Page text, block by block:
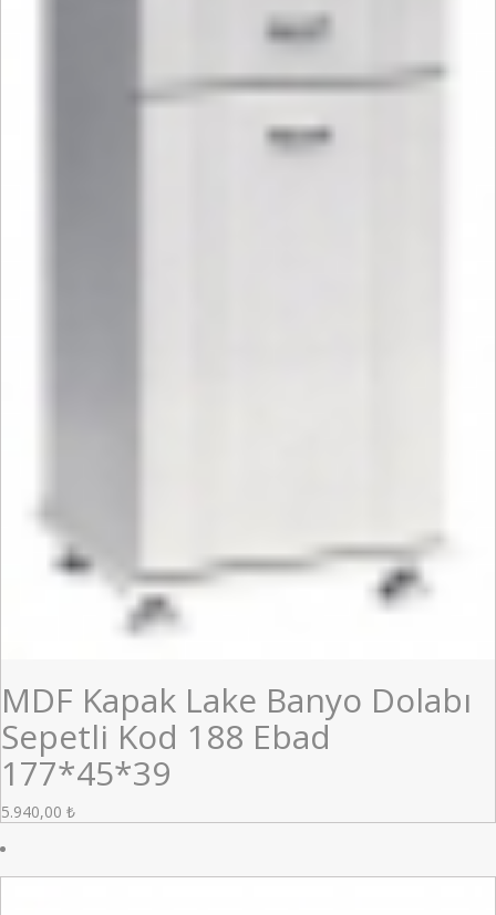
MDF Kapak Lake Banyo Dolabı
Sepetli Kod 188 Ebad
177*45*39
5.940,00 ₺